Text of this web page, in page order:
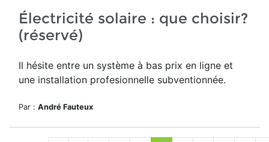
Électricité solaire : que choisir?
(réservé)
Il hésite entre un système à bas prix en ligne et
une installation profesionnelle subventionnée.
Par : André Fauteux